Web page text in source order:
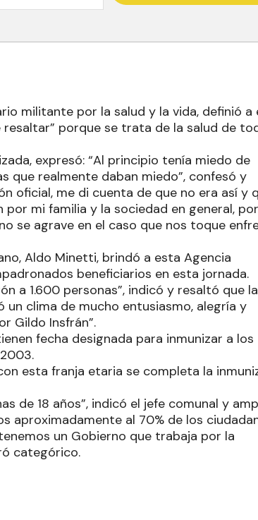
militante por la salud y la vida, definió a
porque se trata de la salud de
expresó: “Al principio tenía miedo de
que realmente daban miedo”, confesó y
oficial, me di cuenta de que no era así y
mi familia y la sociedad en general,
se agrave en el caso que nos toque
Aldo Minetti, brindó a esta Agencia
beneficiarios en esta jornada.
a 1.600 personas”, indicó y resaltó que la
un clima de mucho entusiasmo, alegría y
Gildo Insfrán”.
fecha designada para inmunizar a los
esta franja etaria se completa la
de 18 años”, indicó el jefe comunal y
aproximadamente al 70% de los
un Gobierno que trabaja por la
categórico.